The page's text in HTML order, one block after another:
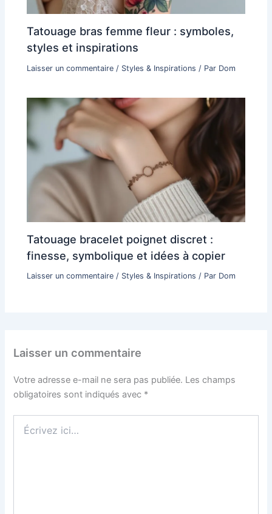
Tatouage bras femme fleur : symboles,
styles et inspirations
Laisser un commentaire / Styles & Inspirations / Par Dom
Tatouage bracelet poignet discret :
finesse, symbolique et idées à copier
Laisser un commentaire / Styles & Inspirations / Par Dom
Laisser un commentaire
Votre adresse e-mail ne sera pas publiée. Les champs
obligatoires sont indiqués avec *
ici…